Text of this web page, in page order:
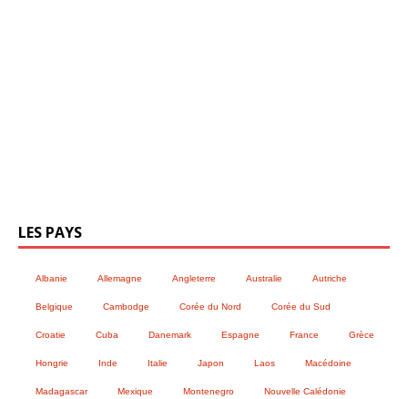
LES PAYS
Albanie Allemagne Angleterre Australie Autriche
Belgique Cambodge Corée du Nord Corée du Sud
Croatie Cuba Danemark Espagne France Grèce
Hongrie Inde Italie Japon Laos Macédoine
Madagascar Mexique Montenegro Nouvelle Calédonie